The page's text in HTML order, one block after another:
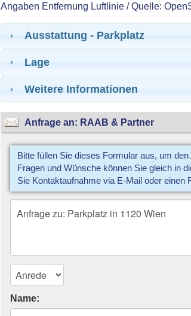
Angaben Entfernung Luftlinie / Quelle:
Ausstattung - Parkplatz
Lage
Weitere Informationen
Anfrage an: RAAB & Partner
Bitte füllen Sie dieses Formular aus, um
Fragen und Wünsche können Sie gleich in
Sie Kontaktaufnahme via E-Mail oder einen
Name: